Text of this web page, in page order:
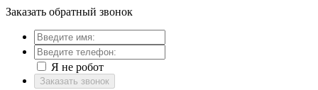
Заказать обратный звонок
Я не робот
Заказать звонок